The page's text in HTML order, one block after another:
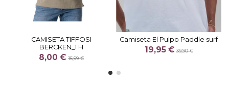
CAMISETA TIFFOSI
BERCKEN_1 H
8,00 € 15,99 €
Camiseta El Pulpo Paddle surf
19,95 €39,90 €